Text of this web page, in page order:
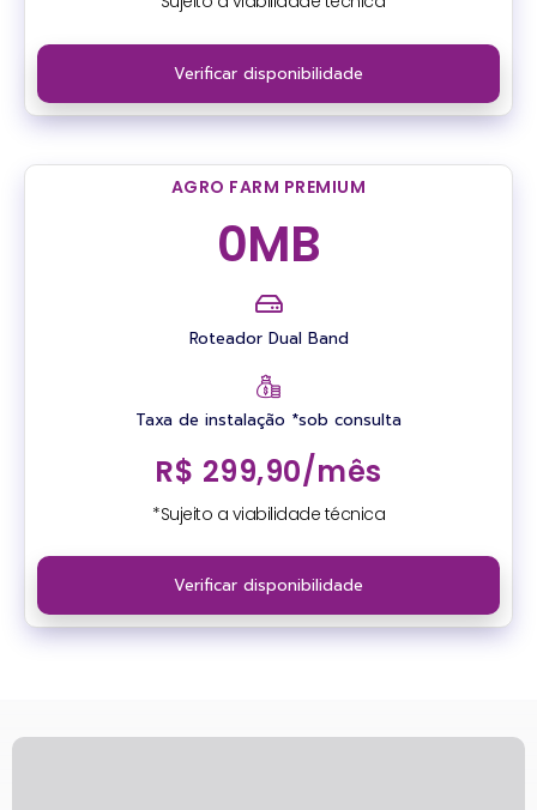
Verificar disponibilidade
AGRO FARM PREMIUM
0MB
Roteador Dual Band
Taxa de instalação *sob consulta
R$ 299,90/mês
*Sujeito a viabilidade técnica
Verificar disponibilidade